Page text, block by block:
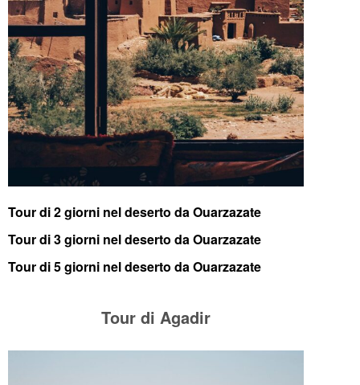
Tour di 2 giorni nel deserto da Ouarzazate
Tour di 3 giorni nel deserto da Ouarzazate
Tour di 5 giorni nel deserto da Ouarzazate
Tour di Agadir